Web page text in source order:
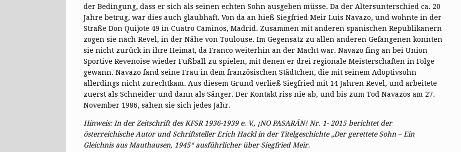
der Bedingung, dass er sich als seinen echten Sohn ausgeben müsse. Da der Altersunterschied ca. 20
Jahre betrug, war dies auch glaubhaft. Von da an hieß Siegfried Meir Luis Navazo, und wohnte in der
Straße Don Quijote 49 in Cuatro Caminos, Madrid. Zusammen mit anderen spanischen Republikanern
zogen sie nach Revel, in der Nähe von Toulouse. Im Gegensatz zu allen anderen Gefangenen konnten
sie nicht zurück in ihre Heimat, da Franco weiterhin an der Macht war. Navazo fing an bei Union
Sportive Revenoise wieder Fußball zu spielen, mit denen er drei regionale Meisterschaften in Folge
gewann. Navazo fand seine Frau in dem französischen Städtchen, die mit seinem Adoptivsohn
allerdings nicht zurechtkam. Aus diesem Grund verließ Siegfried mit 14 Jahren Revel, und arbeitete
zuerst als Schneider und dann als Sänger. Der Kontakt riss nie ab, und bis zum Tod Navazos am 27.
November 1986, sahen sie sich jedes Jahr.
Hinweis: In der Zeitschrift des KFSR 1936-1939 e. V., ¡NO PASARÁN! Nr. 1- 2015 berichtet der
österreichische Autor und Schriftsteller Erich Hackl in der Titelgeschichte „Der gerettete Sohn – Ein
Gleichnis aus Mauthausen, 1945“ ausführlicher über Siegfried Meir.